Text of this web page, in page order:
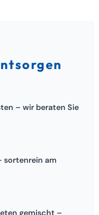
– wir beraten Sie
sortenrein am
gemischt –